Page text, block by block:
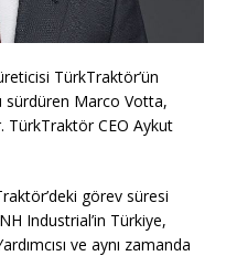
TürkTraktör’ün
sürdüren Marco Votta,
TürkTraktör CEO Aykut
görev süresi
Industrial’in Türkiye,
ve aynı zamanda